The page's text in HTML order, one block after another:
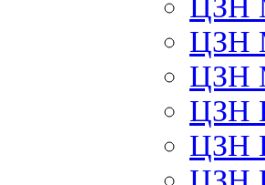
ЦЗН
ЦЗН
ЦЗН
ЦЗН
ЦЗН